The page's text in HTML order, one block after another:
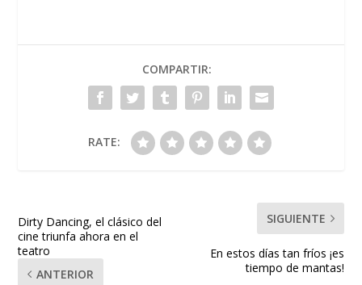
COMPARTIR:
RATE:
Dirty Dancing, el clásico del
cine triunfa ahora en el
teatro
ANTERIOR
SIGUIENTE
En estos días tan fríos ¡es
tiempo de mantas!